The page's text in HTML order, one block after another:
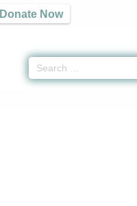
Donate Now